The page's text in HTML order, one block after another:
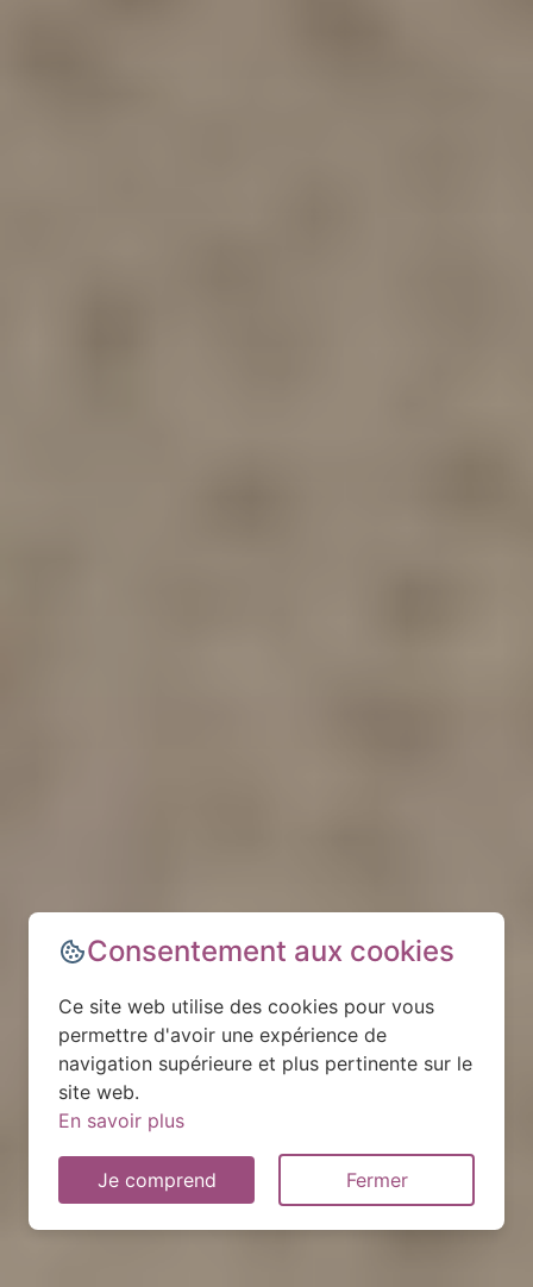
Consentement aux cookies
Ce site web utilise des cookies pour vous
permettre d'avoir une expérience de
navigation supérieure et plus pertinente sur le
site web.
En savoir plus
Je comprend Fermer